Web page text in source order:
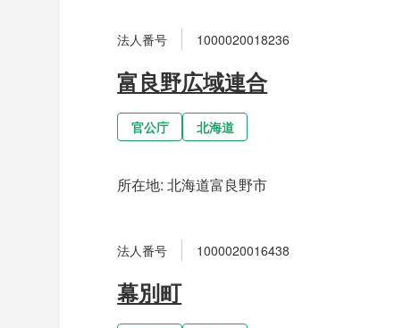
法人番号 1000020018236
富良野広域連合
官公庁 北海道
所在地:北海道富良野市
法人番号 1000020016438
幕別町